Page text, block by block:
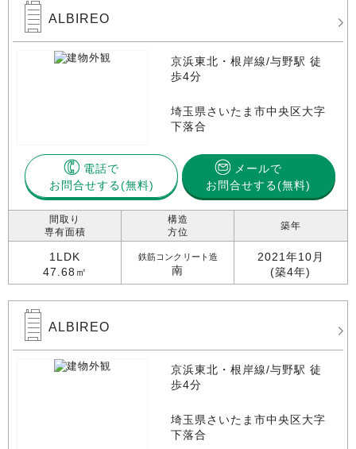
ALBIREO
京浜東北・根岸線/与野駅 徒
歩4分
埼玉県さいたま市中央区大字
下落合
電話で
お問合せする
メールで
お問合せする(無料)
間取り
専有面積
1LDK
47.68㎡
構造
方位
鉄筋コンクリート造
南
築年
2021年10月
(築4年)
ALBIREO
京浜東北・根岸線/与野駅 徒
歩4分
埼玉県さいたま市中央区大字
下落合